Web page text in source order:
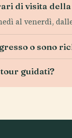
di visita
al venerdì,
o sono
guidati?